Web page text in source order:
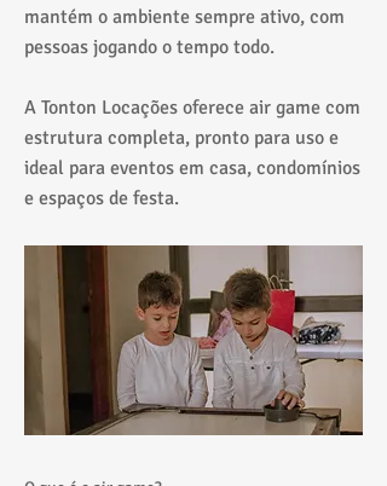
mantém o ambiente sempre ativo, com
pessoas jogando o tempo todo.
A Tonton Locações oferece air game com
estrutura completa, pronto para uso e
ideal para eventos em casa, condomínios
e espaços de festa.